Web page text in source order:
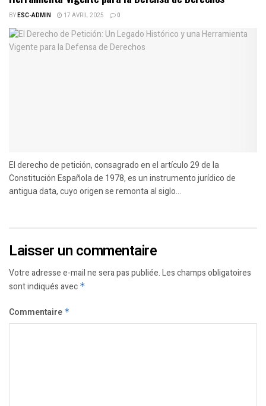
BYESC-ADMIN 17 AVRIL 2025 0
El derecho de petición, consagrado en el artículo 29 de la
Constitución Española de 1978, es un instrumento jurídico de
antigua data, cuyo origen se remonta al siglo...
Laisser un commentaire
Votre adresse e-mail ne sera pas publiée.Les champs obligatoires
sont indiqués avec *
Commentaire *